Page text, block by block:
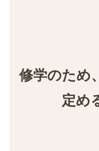
修学のため
定め